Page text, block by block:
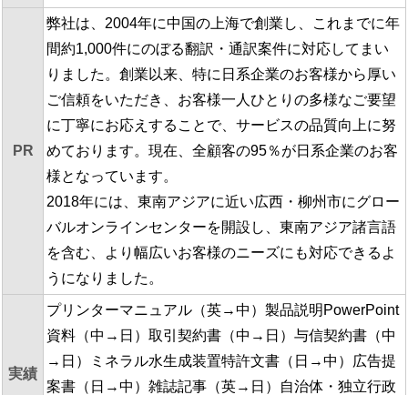
PR
弊社は、2004年に中国の上海で創業し、これまでに年
間約1,000件にのぼる翻訳・通訳案件に対応してまい
りました。創業以来、特に日系企業のお客様から厚い
ご信頼をいただき、お客様一人ひとりの多様なご要望
に丁寧にお応えすることで、サービスの品質向上に努
めております。現在、全顧客の95％が日系企業のお客
様となっています。
2018年には、東南アジアに近い広西・柳州市にグロー
バルオンラインセンターを開設し、東南アジア諸言語
を含む、より幅広いお客様のニーズにも対応できるよ
うになりました。
実績
プリンターマニュアル（英→中）製品説明PowerPoint
資料（中→日）取引契約書（中→日）与信契約書（中
→日）ミネラル水生成装置特許文書（日→中）広告提
案書（日→中）雑誌記事（英→日）自治体・独立行政